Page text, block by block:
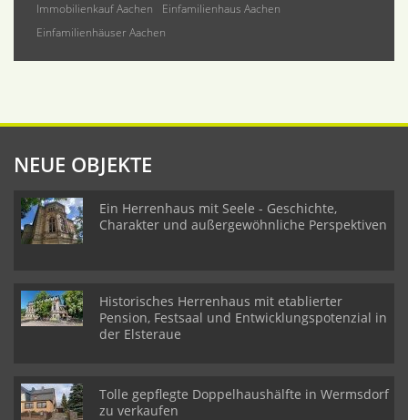
Immobilienkauf Aachen
Einfamilienhaus Aachen
Einfamilienhäuser Aachen
NEUE OBJEKTE
Ein Herrenhaus mit Seele - Geschichte,
Charakter und außergewöhnliche Perspektiven
Historisches Herrenhaus mit etablierter
Pension, Festsaal und Entwicklungspotenzial in
der Elsteraue
Tolle gepflegte Doppelhaushälfte in Wermsdorf
zu verkaufen